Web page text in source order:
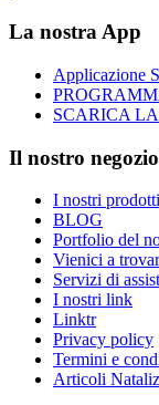
La nostra App
Applicazione
SCARICA
Il nostro negozio
I nostri prodotti
BLOG
Portfolio del
Vienici a
Servizi di
I nostri link
Linktr
Privacy policy
Termini e
Articoli